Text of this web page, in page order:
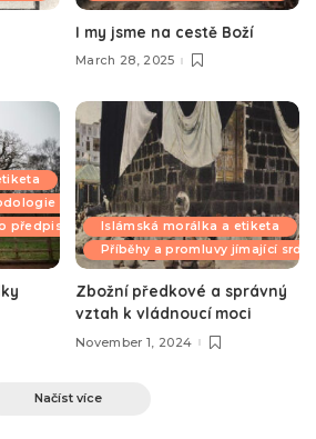
I my jsme na cestě Boží
March 28, 2025
předpisy
Islámská morálka a etiketa
Příběhy a promluvy jímající
Zbožní předkové a správný
vztah k vládnoucí moci
November 1, 2024
Načíst více